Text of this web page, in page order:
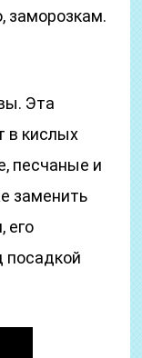
заморозкам.
Эта
в кислых
песчаные и
заменить
его
посадкой